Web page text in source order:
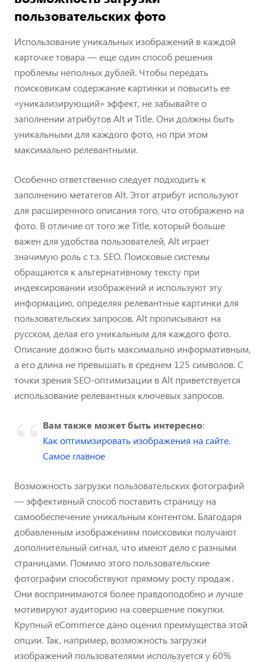
пользовательских фото
Использование уникальных изображений в каждой
карточке товара — еще один способ решения
проблемы неполных дублей. Чтобы передать
поисковикам содержание картинки и повысить ее
«уникализирующий» эффект, не забывайте о
заполнении атрибутов Alt и Title. Они должны быть
уникальными для каждого фото, но при этом
максимально релевантными.
Особенно ответственно следует подходить к
заполнению метатегов Alt. Этот атрибут используют
для расширенного описания того, что отображено на
фото. В отличие от того же Title, который больше
важен для удобства пользователей, Alt играет
значимую роль с т.з. SEO. Поисковые системы
обращаются к альтернативному тексту при
индексировании изображений и используют эту
информацию, определяя релевантные картинки для
пользовательских запросов. Alt прописывают на
русском, делая его уникальным для каждого фото.
Описание должно быть максимально информативным,
а его длина не превышать в среднем 125 символов. С
точки зрения SEO-оптимизации в Alt приветствуется
использование релевантных ключевых запросов.
Вам также может быть интересно:
Как оптимизировать изображения на сайте.
Самое главное
Возможность загрузки пользовательских фотографий
— эффективный способ поставить страницу на
самообеспечение уникальным контентом. Благодаря
добавленным изображениям поисковики получают
дополнительный сигнал, что имеют дело с разными
страницами. Помимо этого пользовательские
фотографии способствуют прямому росту продаж.
Они воспринимаются более правдоподобно и лучше
мотивируют аудиторию на совершение покупки.
Крупный eCommerce дано оценил преимущества этой
опции. Так, например, возможность загрузки
изображений пользователями используется у 60%